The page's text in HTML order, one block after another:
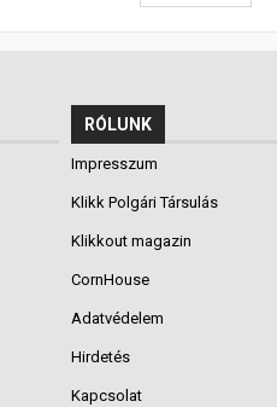
RÓLUNK
Impresszum
Klikk Polgári Társulás
Klikkout magazin
CornHouse
Adatvédelem
Hirdetés
Kapcsolat